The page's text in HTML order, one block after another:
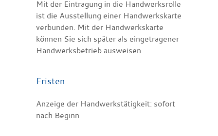
Mit der Eintragung in die Handwerksrolle
ist die Ausstellung einer Handwerkskarte
verbunden. Mit der Handwerkskarte
können Sie sich später als eingetragener
Handwerksbetrieb ausweisen.
Fristen
Anzeige der Handwerkstätigkeit: sofort
nach Beginn